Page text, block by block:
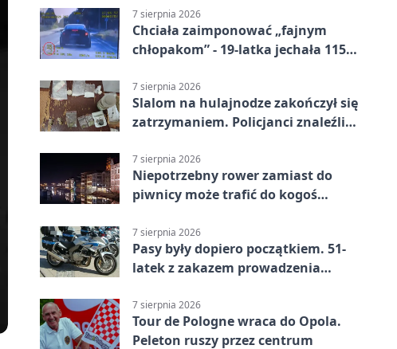
7 sierpnia 2026
Chciała zaimponować „fajnym
chłopakom” - 19-latka jechała 115
7 sierpnia 2026
Slalom na hulajnodze zakończył się
zatrzymaniem. Policjanci znaleźli
7 sierpnia 2026
Niepotrzebny rower zamiast do
piwnicy może trafić do kogoś
7 sierpnia 2026
Pasy były dopiero początkiem. 51-
latek z zakazem prowadzenia
7 sierpnia 2026
Tour de Pologne wraca do Opola.
Peleton ruszy przez centrum